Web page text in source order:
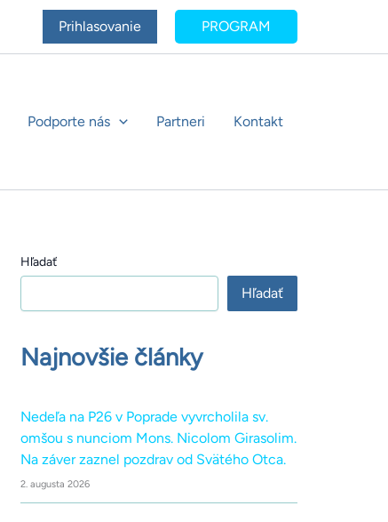
Prihlasovanie PROGRAM
Podporte nás Partneri Kontakt
Hľadať
Hľadať
Najnovšie články
Nedeľa na P26 v Poprade vyvrcholila sv.
omšou s nunciom Mons. Nicolom Girasolim.
Na záver zaznel pozdrav od Svätého Otca.
2. augusta 2026